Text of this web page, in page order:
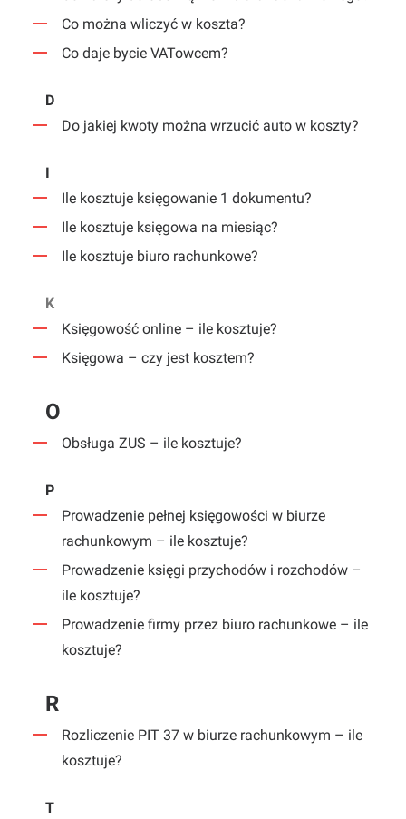
Co można wliczyć w koszta?
Co daje bycie VATowcem?
D
Do jakiej kwoty można wrzucić auto w koszty?
I
Ile kosztuje księgowanie 1 dokumentu?
Ile kosztuje księgowa na miesiąc?
Ile kosztuje biuro rachunkowe?
K
Księgowość online – ile kosztuje?
Księgowa – czy jest kosztem?
O
Obsługa ZUS – ile kosztuje?
P
Prowadzenie pełnej księgowości w biurze
rachunkowym – ile kosztuje?
Prowadzenie księgi przychodów i rozchodów –
ile kosztuje?
Prowadzenie firmy przez biuro rachunkowe – ile
kosztuje?
R
Rozliczenie PIT 37 w biurze rachunkowym – ile
kosztuje?
T